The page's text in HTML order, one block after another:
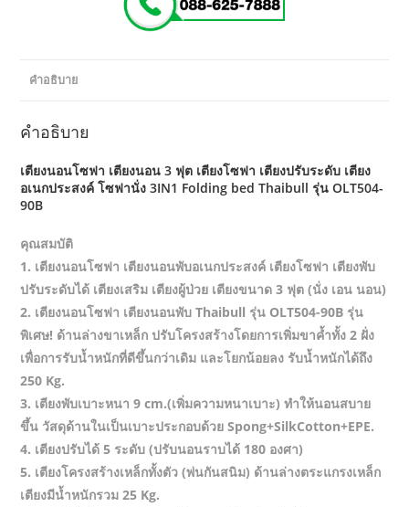
คำอธิบาย
คำอธิบาย
เตียงนอนโซฟา เตียงนอน 3 ฟุต เตียงโซฟา เตียงปรับระดับ เตียง
อเนกประสงค์ โซฟานั่ง 3IN1 Folding bed Thaibull รุ่น OLT504-
90B
คุณสมบัติ
1. เตียงนอนโซฟา เตียงนอนพับอเนกประสงค์ เตียงโซฟา เตียงพับ
ปรับระดับได้ เตียงเสริม เตียงผู้ป่วย เตียงขนาด 3 ฟุต (นั่ง เอน นอน)
2. เตียงนอนโซฟา เตียงนอนพับ Thaibull รุ่น OLT504-90B รุ่น
พิเศษ! ด้านล่างขาเหล็ก ปรับโครงสร้างโดยการเพิ่มขาค้ำทั้ง 2 ฝั่ง
เพื่อการรับน้ำหนักที่ดีขึ้นกว่าเดิม และโยกน้อยลง รับน้ำหนักได้ถึง
250 Kg.
3. เตียงพับเบาะหนา 9 cm.(เพิ่มความหนาเบาะ) ทำให้นอนสบาย
ขึ้น วัสดุด้านในเป็นเบาะประกอบด้วย Spong+SilkCotton+EPE.
4. เตียงปรับได้ 5 ระดับ (ปรับนอนราบได้ 180 องศา)
5. เตียงโครงสร้างเหล็กทั้งตัว (พ่นกันสนิม) ด้านล่างตระแกรงเหล็ก
เตียงมีน้ำหนักรวม 25 Kg.